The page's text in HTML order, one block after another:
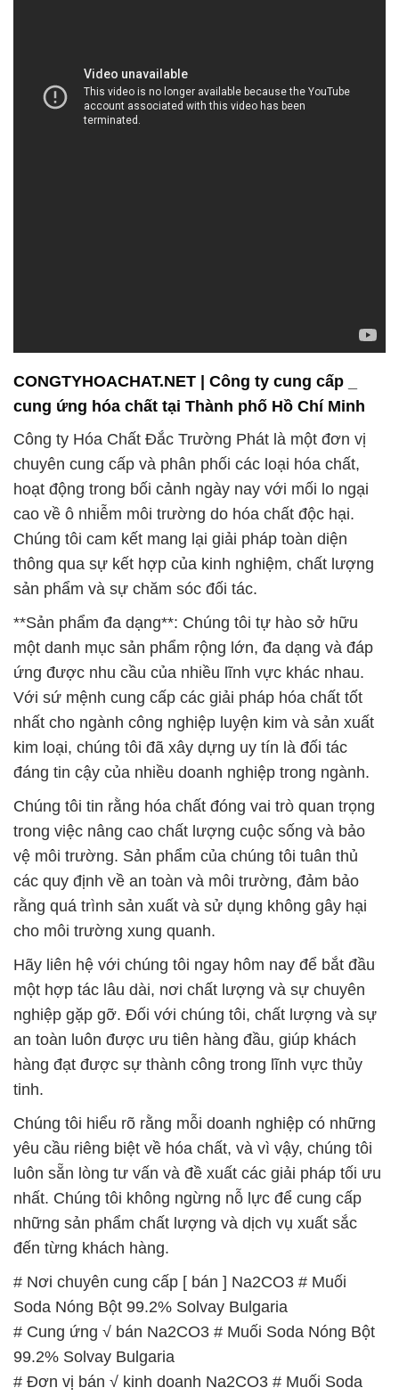
CONGTYHOACHAT.NET | Công ty cung cấp _
cung ứng hóa chất tại Thành phố Hồ Chí Minh
Công ty Hóa Chất Đắc Trường Phát là một đơn vị
chuyên cung cấp và phân phối các loại hóa chất,
hoạt động trong bối cảnh ngày nay với mối lo ngại
cao về ô nhiễm môi trường do hóa chất độc hại.
Chúng tôi cam kết mang lại giải pháp toàn diện
thông qua sự kết hợp của kinh nghiệm, chất lượng
sản phẩm và sự chăm sóc đối tác.
**Sản phẩm đa dạng**: Chúng tôi tự hào sở hữu
một danh mục sản phẩm rộng lớn, đa dạng và đáp
ứng được nhu cầu của nhiều lĩnh vực khác nhau.
Với sứ mệnh cung cấp các giải pháp hóa chất tốt
nhất cho ngành công nghiệp luyện kim và sản xuất
kim loại, chúng tôi đã xây dựng uy tín là đối tác
đáng tin cậy của nhiều doanh nghiệp trong ngành.
Chúng tôi tin rằng hóa chất đóng vai trò quan trọng
trong việc nâng cao chất lượng cuộc sống và bảo
vệ môi trường. Sản phẩm của chúng tôi tuân thủ
các quy định về an toàn và môi trường, đảm bảo
rằng quá trình sản xuất và sử dụng không gây hại
cho môi trường xung quanh.
Hãy liên hệ với chúng tôi ngay hôm nay để bắt đầu
một hợp tác lâu dài, nơi chất lượng và sự chuyên
nghiệp gặp gỡ. Đối với chúng tôi, chất lượng và sự
an toàn luôn được ưu tiên hàng đầu, giúp khách
hàng đạt được sự thành công trong lĩnh vực thủy
tinh.
Chúng tôi hiểu rõ rằng mỗi doanh nghiệp có những
yêu cầu riêng biệt về hóa chất, và vì vậy, chúng tôi
luôn sẵn lòng tư vấn và đề xuất các giải pháp tối ưu
nhất. Chúng tôi không ngừng nỗ lực để cung cấp
những sản phẩm chất lượng và dịch vụ xuất sắc
đến từng khách hàng.
# Nơi chuyên cung cấp [ bán ] Na2CO3 # Muối
Soda Nóng Bột 99.2% Solvay Bulgaria
# Cung ứng √ bán Na2CO3 # Muối Soda Nóng Bột
99.2% Solvay Bulgaria
# Đơn vị bán √ kinh doanh Na2CO3 # Muối Soda